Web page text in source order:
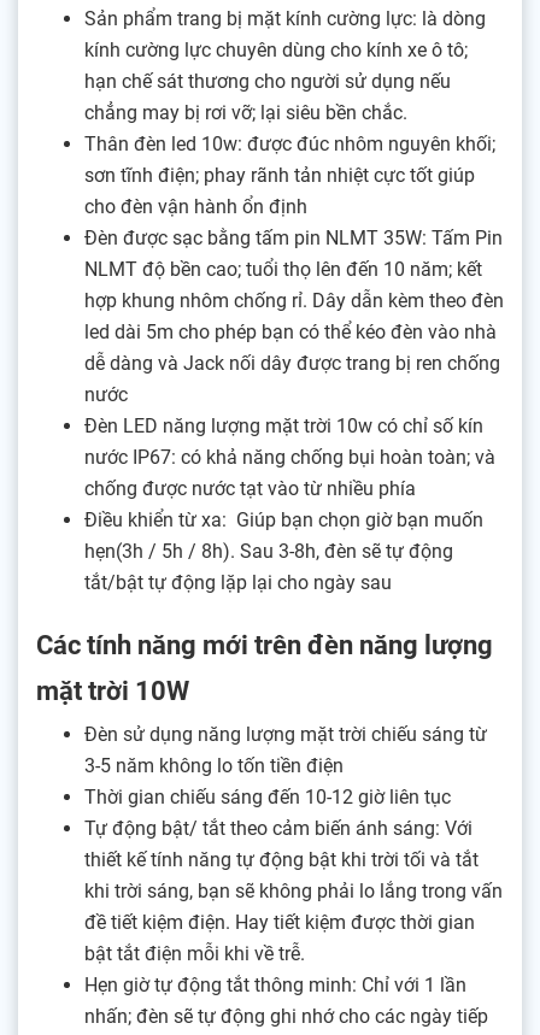
Sản phẩm trang bị mặt kính cường lực: là dòng
kính cường lực chuyên dùng cho kính xe ô tô;
hạn chế sát thương cho người sử dụng nếu
chẳng may bị rơi vỡ; lại siêu bền chắc.
Thân đèn led 10w: được đúc nhôm nguyên khối;
sơn tĩnh điện; phay rãnh tản nhiệt cực tốt giúp
cho đèn vận hành ổn định
Đèn được sạc bằng tấm pin NLMT 35W: Tấm Pin
NLMT độ bền cao; tuổi thọ lên đến 10 năm; kết
hợp khung nhôm chống rỉ. Dây dẫn kèm theo đèn
led dài 5m cho phép bạn có thể kéo đèn vào nhà
dễ dàng và Jack nối dây được trang bị ren chống
nước
Đèn LED năng lượng mặt trời 10w có chỉ số kín
nước IP67: có khả năng chống bụi hoàn toàn; và
chống được nước tạt vào từ nhiều phía
Điều khiển từ xa: Giúp bạn chọn giờ bạn muốn
hẹn(3h / 5h / 8h). Sau 3-8h, đèn sẽ tự động
tắt/bật tự động lặp lại cho ngày sau
Các tính năng mới trên đèn năng lượng
mặt trời 10W
Đèn sử dụng năng lượng mặt trời chiếu sáng từ
3-5 năm không lo tốn tiền điện
Thời gian chiếu sáng đến 10-12 giờ liên tục
Tự động bật/ tắt theo cảm biến ánh sáng: Với
thiết kế tính năng tự động bật khi trời tối và tắt
khi trời sáng, bạn sẽ không phải lo lắng trong vấn
đề tiết kiệm điện. Hay tiết kiệm được thời gian
bật tắt điện mỗi khi về trễ.
Hẹn giờ tự động tắt thông minh: Chỉ với 1 lần
nhấn; đèn sẽ tự động ghi nhớ cho các ngày tiếp